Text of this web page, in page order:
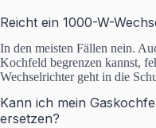
Reicht ein 1000-W-
In den meisten Fällen nein.
Kochfeld begrenzen kannst,
Wechselrichter geht in die
Kann ich mein
ersetzen?